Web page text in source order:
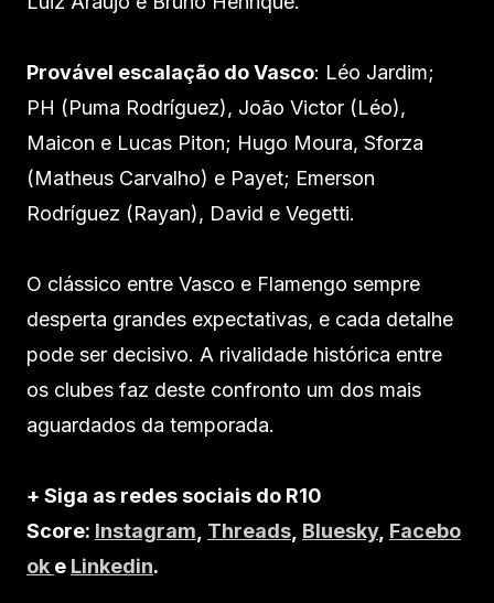
Provável escalação do Vasco: Léo Jardim;
PH (Puma Rodríguez), João Victor (Léo),
Maicon e Lucas Piton; Hugo Moura, Sforza
(Matheus Carvalho) e Payet; Emerson
Rodríguez (Rayan), David e Vegetti.
O clássico entre Vasco e Flamengo sempre
desperta grandes expectativas, e cada detalhe
pode ser decisivo. A rivalidade histórica entre
os clubes faz deste confronto um dos mais
aguardados da temporada.
+ Siga as redes sociais do R10
Score: Instagram Threads Bluesky, Facebo
ok e Linkedin.